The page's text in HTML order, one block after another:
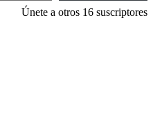
Únete a otros 16 suscriptores